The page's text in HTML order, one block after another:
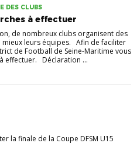
DES CLUBS
à effectuer
de nombreux clubs organisent des
leurs équipes. Afin de faciliter
de Football de Seine-Maritime vous
effectuer. Déclaration ...
la finale de la Coupe DFSM U15